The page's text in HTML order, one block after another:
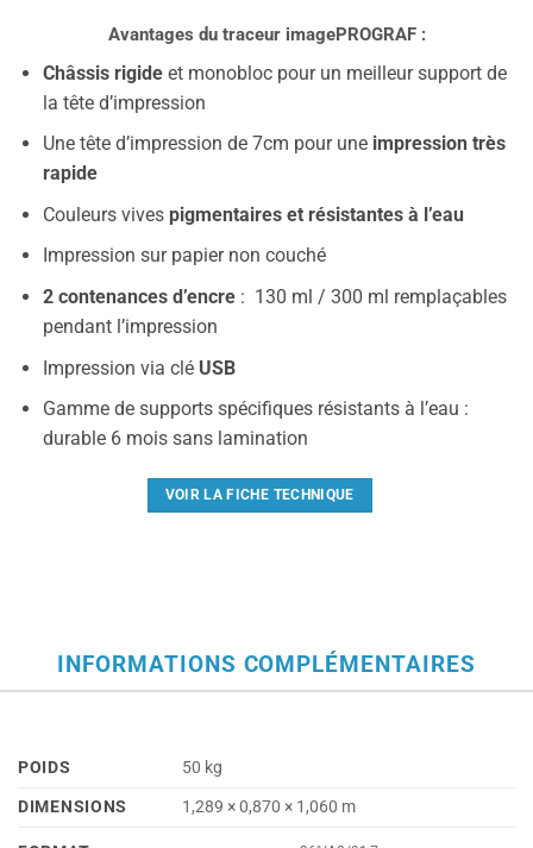
Avantages du traceur imagePROGRAF :
Châssis rigideet monobloc pour un meilleur support de
la tête d’impression
Une tête d’impression de 7cm pour uneimpression très
rapide
Couleurs vives pigmentaires et résistantes à l’eau
Impression sur papier non couché
2 contenances d’encre: 130 ml / 300 ml remplaçables
pendant l’impression
Impression via clé USB
Gamme de supports spécifiques résistants à l’eau :
durable 6 mois sans lamination
VOIR LA FICHE TECHNIQUE
INFORMATIONS COMPLÉMENTAIRES
POIDS
50 kg
DIMENSIONS
1,289 × 0,870 × 1,060 m